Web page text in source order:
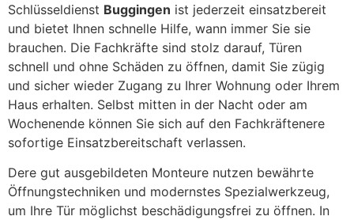
Schlüsseldienst Buggingen ist jederzeit einsatzbereit
und bietet Ihnen schnelle Hilfe, wann immer Sie sie
brauchen. Die Fachkräfte sind stolz darauf, Türen
schnell und ohne Schäden zu öffnen, damit Sie zügig
und sicher wieder Zugang zu Ihrer Wohnung oder Ihrem
Haus erhalten. Selbst mitten in der Nacht oder am
Wochenende können Sie sich auf den Fachkräftenere
sofortige Einsatzbereitschaft verlassen.
Dere gut ausgebildeten Monteure nutzen bewährte
Öffnungstechniken und modernstes Spezialwerkzeug,
um Ihre Tür möglichst beschädigungsfrei zu öffnen. In